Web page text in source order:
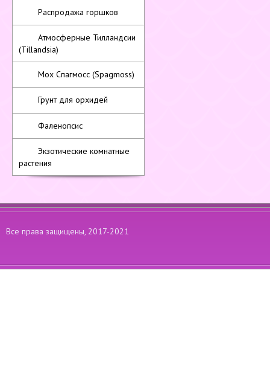
Распродажа горшков
Атмосферные Тилландсии
(Tillandsia)
Мох Спагмосс (Spagmoss)
Грунт для орхидей
Фаленопсис
Экзотические комнатные
растения
Все права защищены, 2017-2021